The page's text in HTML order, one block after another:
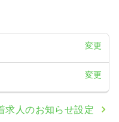
変更
変更
求人のお知らせ設定